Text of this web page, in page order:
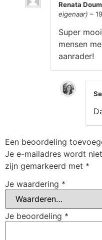
Renata
eigenaar) –
Super
mensen
aanrader!
Een beoordeling
Je e-mailadres wordt
zijn gemarkeerd met *
Je waardering *
Je beoordeling *